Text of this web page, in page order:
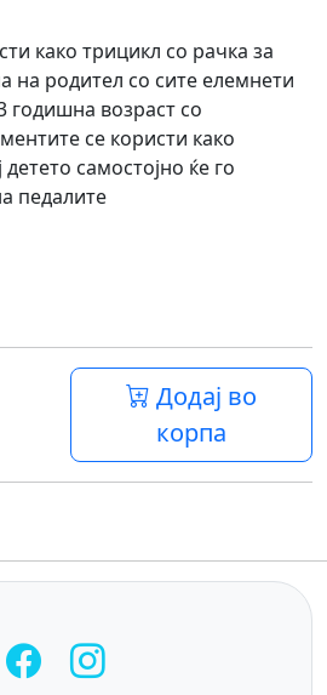
како трицикл со рачка за
на родител со сите елемнети
годишна возраст со
се користи како
самостојно ќе го
педалите
Додај во
корпа